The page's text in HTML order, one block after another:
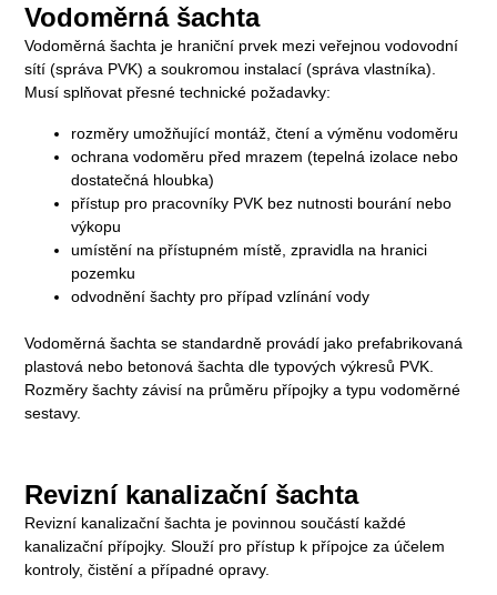
Vodoměrná šachta
Vodoměrná šachta je hraniční prvek mezi veřejnou vodovodní
sítí (správa PVK) a soukromou instalací (správa vlastníka).
Musí splňovat přesné technické požadavky:
rozměry umožňující montáž, čtení a výměnu vodoměru
ochrana vodoměru před mrazem (tepelná izolace nebo
dostatečná hloubka)
přístup pro pracovníky PVK bez nutnosti bourání nebo
výkopu
umístění na přístupném místě, zpravidla na hranici
pozemku
odvodnění šachty pro případ vzlínání vody
Vodoměrná šachta se standardně provádí jako prefabrikovaná
plastová nebo betonová šachta dle typových výkresů PVK.
Rozměry šachty závisí na průměru přípojky a typu vodoměrné
sestavy.
Revizní kanalizační šachta
Revizní kanalizační šachta je povinnou součástí každé
kanalizační přípojky. Slouží pro přístup k přípojce za účelem
kontroly, čistění a případné opravy.